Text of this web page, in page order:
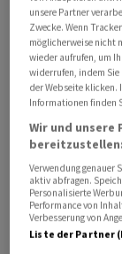
Wechsel zu
Forbo.
awp-robot/ys
(AWP)
unsere Partner
Zwecke. Wenn
möglicherweise nicht
wieder aufrufen, um
widerrufen, indem
der Webseite klicken.
Informationen finden
Wir und
bereitzustellen:
Verwendung
aktiv abfragen.
Personalisierte
Performance von
Verbesserung von
Liste der Partner